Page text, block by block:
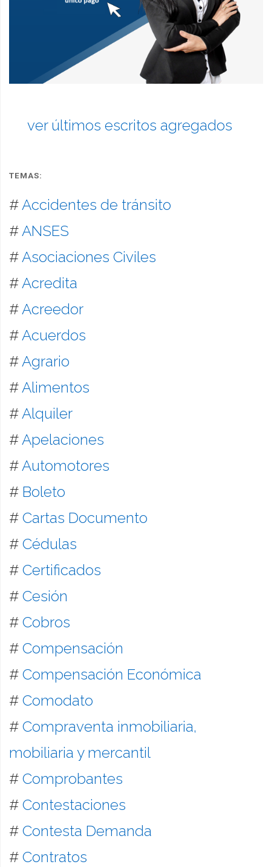
ver últimos escritos agregados
TEMAS:
#Accidentes de tránsito
#ANSES
#Asociaciones Civiles
#Acredita
#Acreedor
#Acuerdos
#Agrario
#Alimentos
#Alquiler
#Apelaciones
#Automotores
# Boleto
# Cartas Documento
# Cédulas
# Certificados
# Cesión
# Cobros
# Compensación
# Compensación Económica
# Comodato
# Compraventa inmobiliaria,
mobiliaria y mercantil
# Comprobantes
# Contestaciones
# Contesta Demanda
# Contratos